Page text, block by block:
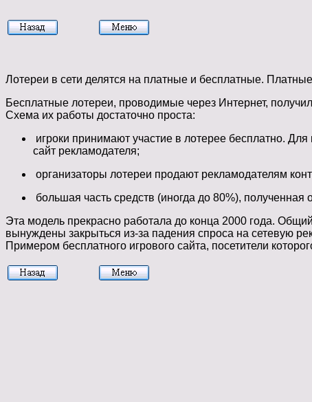
Лотереи в сети делятся на платные и бесплатные.
Бесплатные лотереи, проводимые через Интернет,
Схема их работы достаточно проста:
игроки принимают участие в лотерее бесплатно.
сайт рекламодателя;
организаторы лотереи продают рекламодателям
большая часть средств (иногда до 80%),
Эта модель прекрасно работала до конца 2000 года.
вынуждены закрыться из-за падения спроса на сетевую
Примером бесплатного игрового сайта, посетители